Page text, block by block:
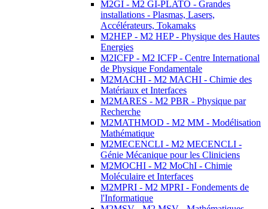
M2GI - M2 GI-PLATO - Grandes
installations - Plasmas, Lasers,
Accélérateurs, Tokamaks
M2HEP - M2 HEP - Physique des Hautes
Energies
M2ICFP - M2 ICFP - Centre International
de Physique Fondamentale
M2MACHI - M2 MACHI - Chimie des
Matériaux et Interfaces
M2MARES - M2 PBR - Physique par
Recherche
M2MATHMOD - M2 MM - Modélisation
Mathématique
M2MECENCLI - M2 MECENCLI -
Génie Mécanique pour les Cliniciens
M2MOCHI - M2 MoChI - Chimie
Moléculaire et Interfaces
M2MPRI - M2 MPRI - Fondements de
l'Informatique